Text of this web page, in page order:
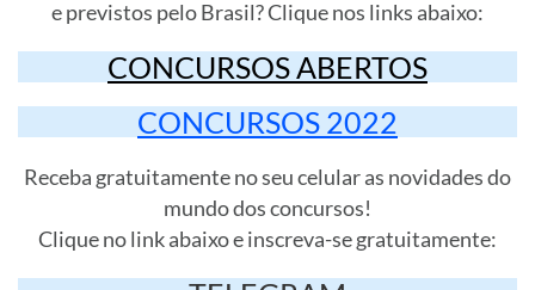
e previstos pelo Brasil? Clique nos links abaixo:
CONCURSOS ABERTOS
CONCURSOS 2022
Receba gratuitamente no seu celular as novidades do
mundo dos concursos!
Clique no link abaixo e inscreva-se gratuitamente: